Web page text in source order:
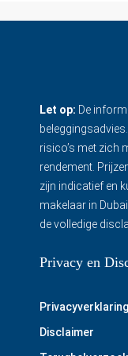
Let op: De
risico’s met zich
rendement.
zijn indicatief en
makelaar in
de volledige
Privacy en
Privacyverklaring
Disclaimer